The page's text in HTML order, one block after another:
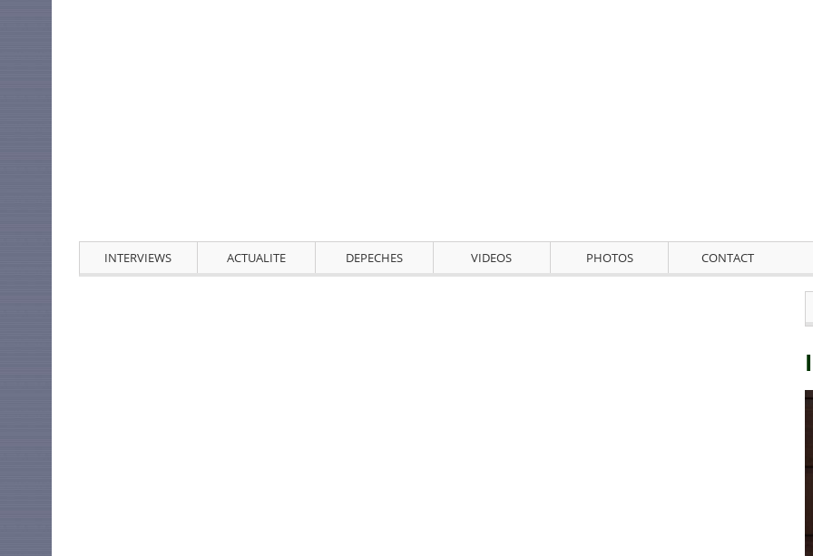
INTERVIEWS ACTUALITE DEPECHES VIDEOS PHOTOS CONTACT